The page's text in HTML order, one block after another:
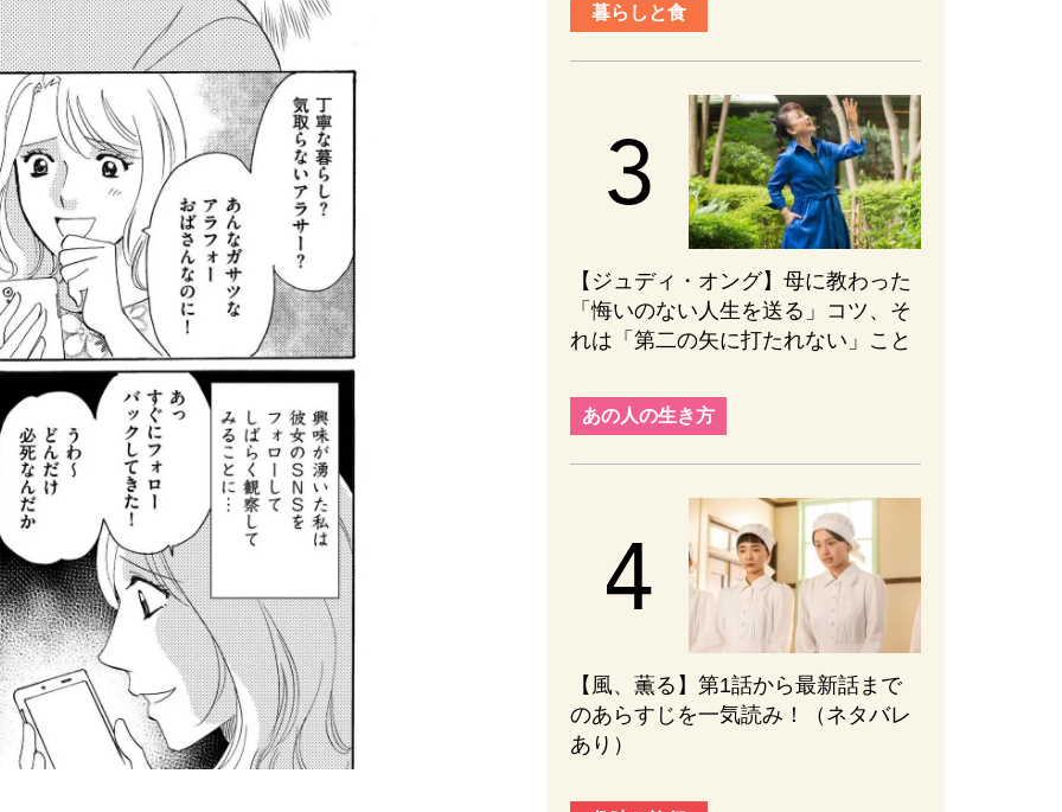
暮らしと食
【ジュディ・オング】母に教わった
「悔いのない人生を送る」コツ、そ
れは「第二の矢に打たれない」こと
あの人の生き方
【風、薫る】第1話から最新話まで
のあらすじを一気読み！（ネタバレ
あり）